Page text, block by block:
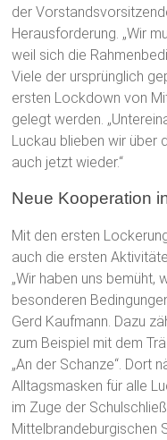
der
Herausforderung. „Wir
weil sich die
Viele der ursprünglich
ersten Lockdown von
gelegt werden.
Luckau blieben wir über
auch jetzt wieder.“
Neue Kooperation
Mit den ersten
auch die ersten
„Wir haben uns bemüht,
besonderen
Gerd Kaufmann. Dazu
zum Beispiel mit dem
„An der Schanze“. Dort
Alltagsmasken für alle
im Zuge der
Mittelbrandeburgischen